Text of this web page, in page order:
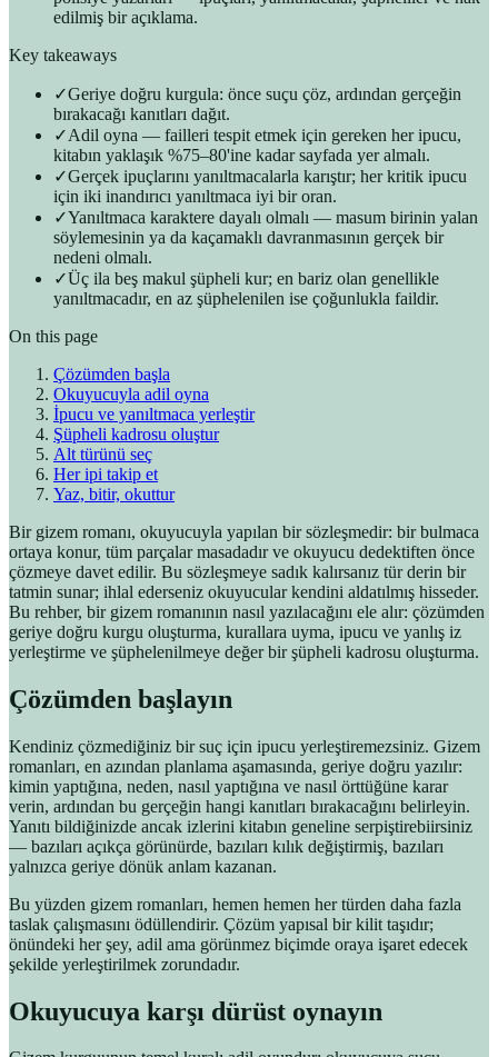
edilmiş bir açıklama.
Key takeaways
✓Geriye doğru kurgula: önce suçu çöz, ardından gerçeğin
bırakacağı kanıtları dağıt.
✓Adil oyna — failleri tespit etmek için gereken her ipucu,
kitabın yaklaşık %75–80'ine kadar sayfada yer almalı.
✓Gerçek ipuçlarını yanıltmacalarla karıştır; her kritik ipucu
için iki inandırıcı yanıltmaca iyi bir oran.
✓Yanıltmaca karaktere dayalı olmalı — masum birinin yalan
söylemesinin ya da kaçamaklı davranmasının gerçek bir
nedeni olmalı.
✓Üç ila beş makul şüpheli kur; en bariz olan genellikle
yanıltmacadır, en az şüphelenilen ise çoğunlukla faildir.
On this page
Çözümden başla
Okuyucuyla adil oyna
İpucu ve yanıltmaca yerleştir
Şüpheli kadrosu oluştur
Alt türünü seç
Her ipi takip et
Yaz, bitir, okuttur
Bir gizem romanı, okuyucuyla yapılan bir sözleşmedir: bir bulmaca
ortaya konur, tüm parçalar masadadır ve okuyucu dedektiften önce
çözmeye davet edilir. Bu sözleşmeye sadık kalırsanız tür derin bir
tatmin sunar; ihlal ederseniz okuyucular kendini aldatılmış hisseder.
Bu rehber, bir gizem romanının nasıl yazılacağını ele alır: çözümden
geriye doğru kurgu oluşturma, kurallara uyma, ipucu ve yanlış iz
yerleştirme ve şüphelenilmeye değer bir şüpheli kadrosu oluşturma.
Çözümden başlayın
Kendiniz çözmediğiniz bir suç için ipucu yerleştiremezsiniz. Gizem
romanları, en azından planlama aşamasında, geriye doğru yazılır:
kimin yaptığına, neden, nasıl yaptığına ve nasıl örttüğüne karar
verin, ardından bu gerçeğin hangi kanıtları bırakacağını belirleyin.
Yanıtı bildiğinizde ancak izlerini kitabın geneline serpiştirebiirsiniz
— bazıları açıkça görünürde, bazıları kılık değiştirmiş, bazıları
yalnızca geriye dönük anlam kazanan.
Bu yüzden gizem romanları, hemen hemen her türden daha fazla
taslak çalışmasını ödüllendirir. Çözüm yapısal bir kilit taşıdır;
önündeki her şey, adil ama görünmez biçimde oraya işaret edecek
şekilde yerleştirilmek zorundadır.
Okuyucuya karşı dürüst oynayın